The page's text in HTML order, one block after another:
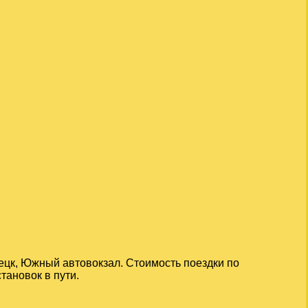
Южный автовокзал. Стоимость поездки по
в пути.